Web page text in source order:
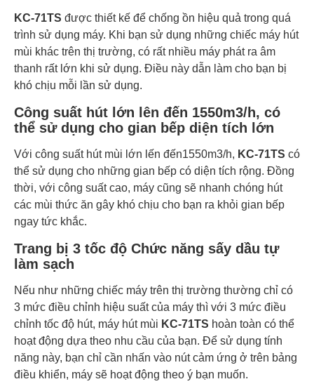
KC-71TS được thiết kế để chống ồn hiệu quả trong quá
trình sử dụng máy. Khi bạn sử dụng những chiếc máy hút
mùi khác trên thị trường, có rất nhiều máy phát ra âm
thanh rất lớn khi sử dụng. Điều này dẫn làm cho bạn bị
khó chịu mỗi lần sử dụng.
Công suất hút lớn lên đến 1550m3/h, có
thể sử dụng cho gian bếp diện tích lớn
Với công suất hút mùi lớn lến đến1550m3/h, KC-71TS có
thể sử dụng cho những gian bếp có diện tích rộng. Đồng
thời, với công suất cao, máy cũng sẽ nhanh chóng hút
các mùi thức ăn gây khó chịu cho bạn ra khỏi gian bếp
ngay tức khắc.
Trang bị 3 tốc độ Chức năng sấy dầu tự
làm sạch
Nếu như những chiếc máy trên thị trường thường chỉ có
3 mức điều chỉnh hiệu suất của máy thì với 3 mức điều
chỉnh tốc độ hút, máy hút mùi KC-71TS hoàn toàn có thể
hoạt động dựa theo nhu cầu của bạn. Để sử dụng tính
năng này, bạn chỉ cần nhấn vào nút cảm ứng ở trên bảng
điều khiển, máy sẽ hoạt động theo ý bạn muốn.